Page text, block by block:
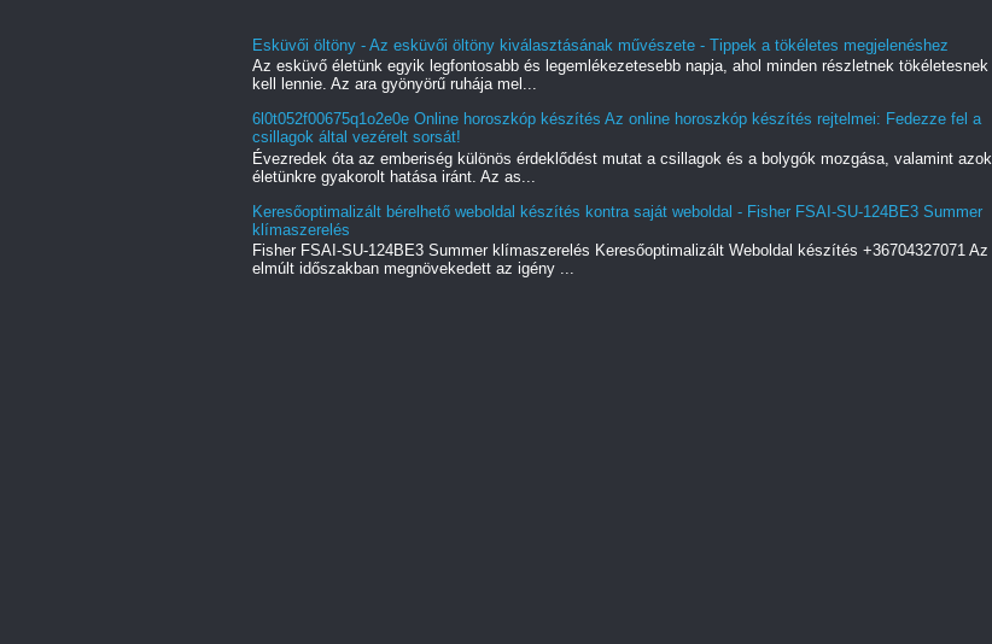
Esküvői öltöny - Az esküvői öltöny kiválasztásának művészete - Tippek a tökéletes megjelenéshez
Az esküvő életünk egyik legfontosabb és legemlékezetesebb napja, ahol minden részletnek tökéletesnek
kell lennie. Az ara gyönyörű ruhája mel...
6l0t052f00675q1o2e0e Online horoszkóp készítés Az online horoszkóp készítés rejtelmei: Fedezze fel a
csillagok által vezérelt sorsát!
Évezredek óta az emberiség különös érdeklődést mutat a csillagok és a bolygók mozgása, valamint azok
életünkre gyakorolt hatása iránt. Az as...
Keresőoptimalizált bérelhető weboldal készítés kontra saját weboldal - Fisher FSAI-SU-124BE3 Summer
klímaszerelés
Fisher FSAI-SU-124BE3 Summer klímaszerelés Keresőoptimalizált Weboldal készítés +36704327071 Az
elmúlt időszakban megnövekedett az igény ...